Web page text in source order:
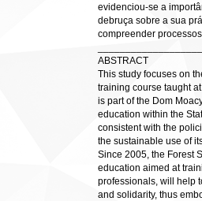
evidenciou-se a
debruça sobre a sua
compreender
ABSTRACT
This study focuses on
training course taught
is part of the Dom
education within the
consistent with the
the sustainable use of
Since 2005, the Forest
education aimed at
professionals, will help
and solidarity, thus